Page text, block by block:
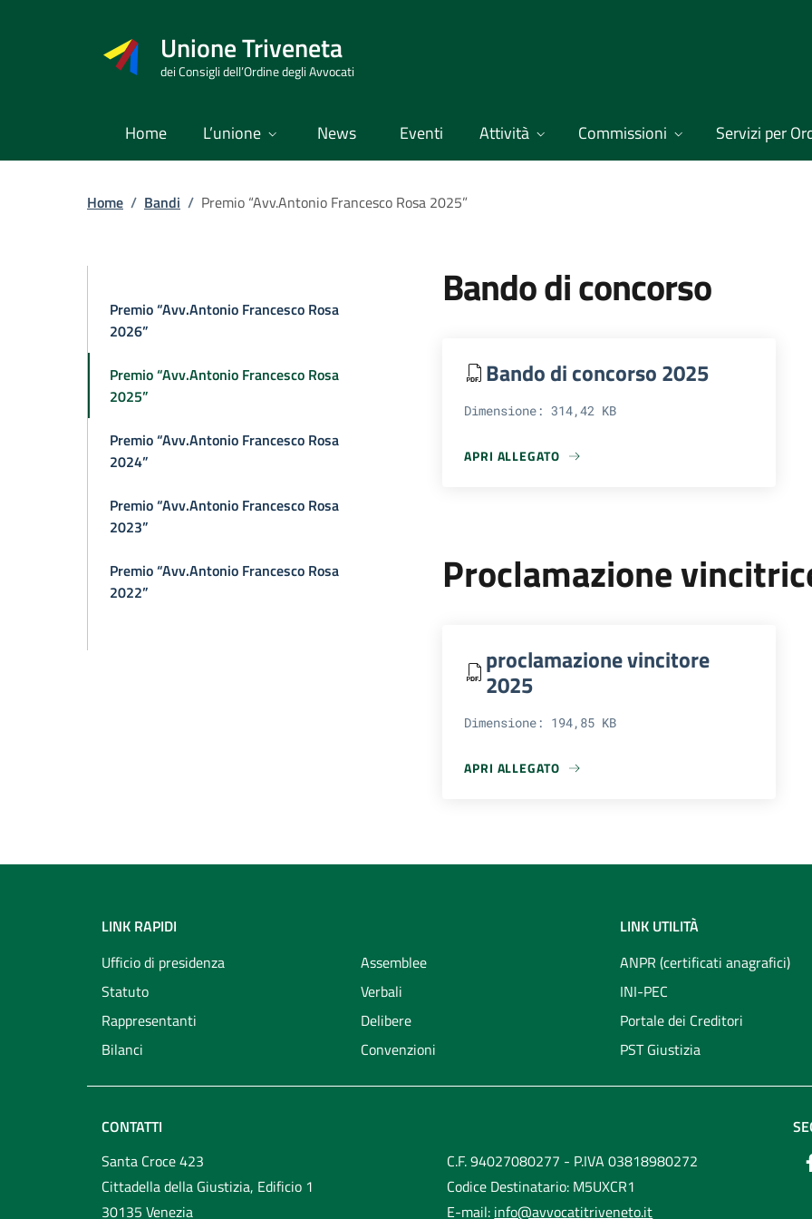
Unione Triveneta
dei Consigli dell’Ordine degli Avvocati
Home L’unione News Eventi Attività Commissioni Servizi per
Home / Bandi / Premio “Avv.Antonio Francesco Rosa 2025”
Bando di concorso
Bando di concorso 2025
Dimensione: 314,42 KB
APRI ALLEGATO
APRI ALLEGATO BANDO DI CONCORSO 2025
Proclamazione
proclamazione vincitore
2025
Dimensione: 194,85 KB
APRI ALLEGATO
APRI ALLEGATO PROCLAMAZIONE VINCITORE 2025
Premio “Avv.Antonio Francesco Rosa
2026”
Premio “Avv.Antonio Francesco Rosa
2025”
Premio “Avv.Antonio Francesco Rosa
2024”
Premio “Avv.Antonio Francesco Rosa
2023”
Premio “Avv.Antonio Francesco Rosa
2022”
LINK RAPIDI
Ufficio di presidenza
Statuto
Rappresentanti
Bilanci
Assemblee
Verbali
Delibere
Convenzioni
LINK UTILITÀ
ANPR (certificati anagrafici)
INI-PEC
Portale dei Creditori
PST Giustizia
CONTATTI
Santa Croce 423
Cittadella della Giustizia, Edificio 1
30135 Venezia
C.F. 94027080277 - P.IVA 03818980272
Codice Destinatario: M5UXCR1
E-mail: info@avvocatitriveneto.it